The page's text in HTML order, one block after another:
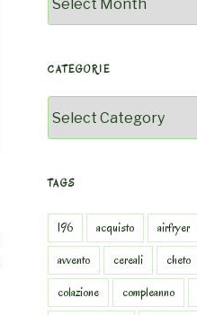
CATEGORIE
TAGS
196 acquisto airfryer
avvento
cereali cheto
colazione
compleanno